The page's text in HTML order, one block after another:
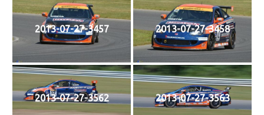
2013-07-27-3457 2013-07-27-3458
2013-07-27-3562 2013-07-27-3563